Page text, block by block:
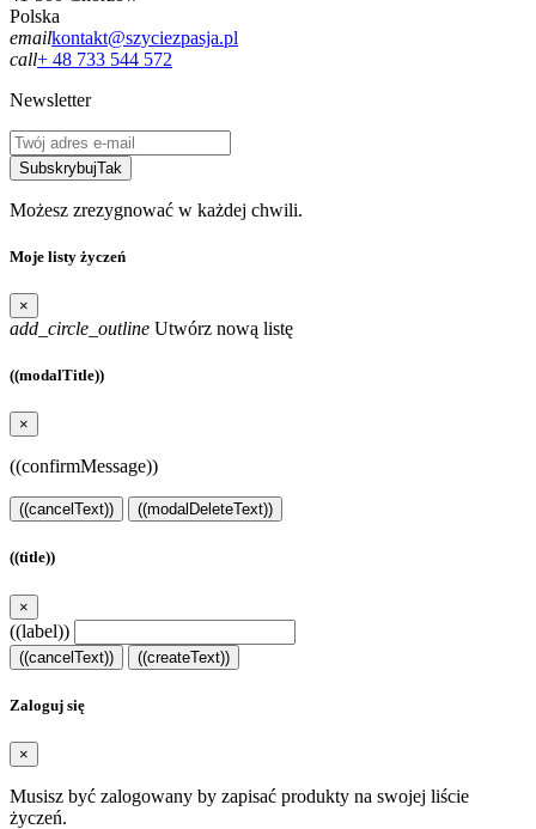
Polska
emailkontakt@szyciezpasja.pl
call+ 48 733 544 572
Newsletter
SubskrybujTak
Możesz zrezygnować w każdej chwili.
Moje listy życzeń
×
add_circle_outline Utwórz nową listę
((modalTitle))
×
((confirmMessage))
((cancelText)) ((modalDeleteText))
((title))
×
((label))
((cancelText)) ((createText))
Zaloguj się
×
Musisz być zalogowany by zapisać produkty na swojej liście
życzeń.